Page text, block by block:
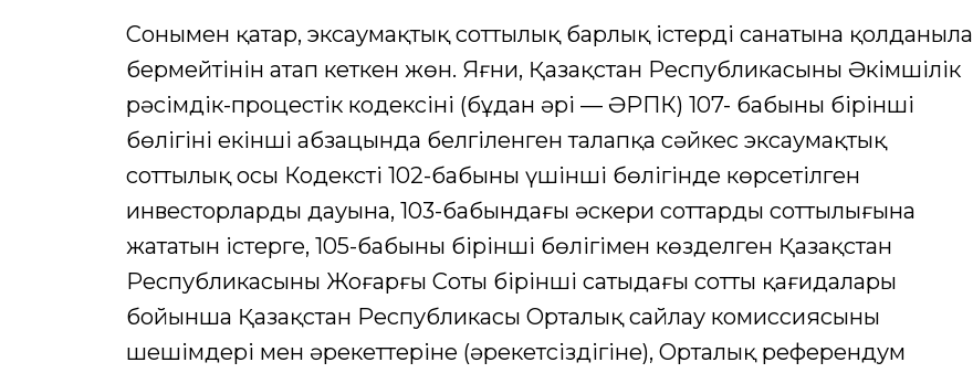
Сонымен қатар, эксаумақтық соттылық барлық істердің санатына қолданыла
бермейтінін атап кеткен жөн. Яғни, Қазақстан Республикасының Әкімшілік
рәсімдік-процестік кодексінің (бұдан әрі — ӘРПК) 107- бабының бірінші
бөлігінің екінші абзацында белгіленген талапқа сәйкес эксаумақтық
соттылық осы Кодекстің 102-бабының үшінші бөлігінде көрсетілген
инвесторлардың дауына, 103-бабындағы әскери соттардың соттылығына
жататын істерге, 105-бабының бірінші бөлігімен көзделген Қазақстан
Республикасының Жоғарғы Соты бірінші сатыдағы соттың қағидалары
бойынша Қазақстан Республикасы Орталық сайлау комиссиясының
шешімдері мен әрекеттеріне (әрекетсіздігіне), Орталық референдум